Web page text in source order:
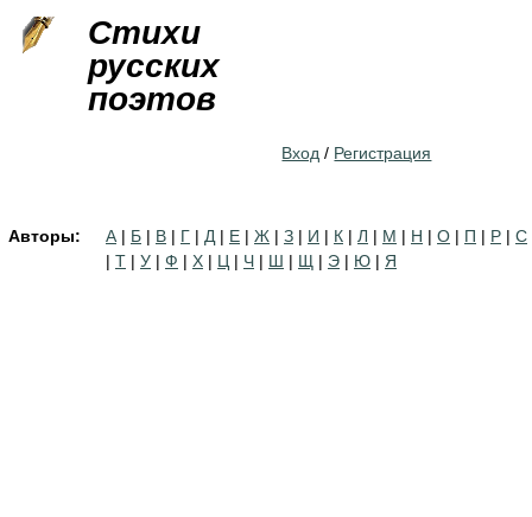
Стихи
русских
поэтов
Вход / Регистрация
Авторы: А | Б | В | Г | Д | Е | Ж | З | И | К | Л | М | Н | О | П | Р | С
| Т | У | Ф | Х | Ц | Ч | Ш | Щ | Э | Ю | Я